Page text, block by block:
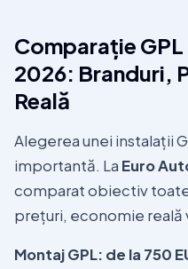
Comparație
2026: Branduri,
Reală
Alegerea unei instalații
importantă. La Euro
comparat obiectiv
prețuri, economie reală
Montaj GPL: de la 750